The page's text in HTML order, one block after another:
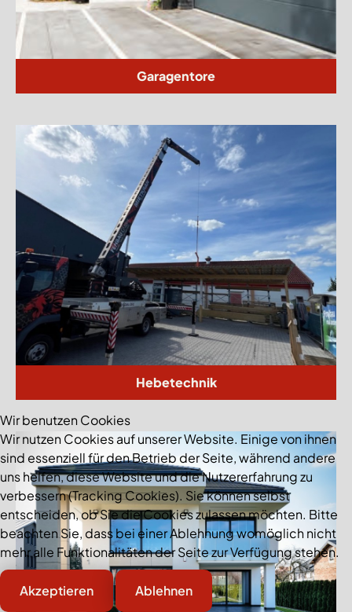
Garagentore
Hebetechnik
Wir benutzen Cookies
Wir nutzen Cookies auf unserer Website. Einige von ihnen
sind essenziell für den Betrieb der Seite, während andere
uns helfen, diese Website und die Nutzererfahrung zu
verbessern (Tracking Cookies). Sie können selbst
entscheiden, ob Sie die Cookies zulassen möchten. Bitte
beachten Sie, dass bei einer Ablehnung womöglich nicht
mehr alle Funktionalitäten der Seite zur Verfügung stehen.
Akzeptieren
Ablehnen